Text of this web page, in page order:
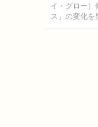
イ・グロー）
ス」の変化を